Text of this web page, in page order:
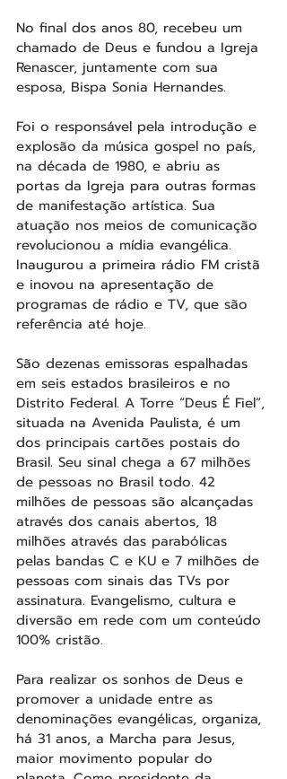
No final dos anos 80, recebeu um
chamado de Deus e fundou a Igreja
Renascer, juntamente com sua
esposa, Bispa Sonia Hernandes.
Foi o responsável pela introdução e
explosão da música gospel no país,
na década de 1980, e abriu as
portas da Igreja para outras formas
de manifestação artística. Sua
atuação nos meios de comunicação
revolucionou a mídia evangélica.
Inaugurou a primeira rádio FM cristã
e inovou na apresentação de
programas de rádio e TV, que são
referência até hoje.
São dezenas emissoras espalhadas
em seis estados brasileiros e no
Distrito Federal. A Torre “Deus É Fiel”,
situada na Avenida Paulista, é um
dos principais cartões postais do
Brasil. Seu sinal chega a 67 milhões
de pessoas no Brasil todo. 42
milhões de pessoas são alcançadas
através dos canais abertos, 18
milhões através das parabólicas
pelas bandas C e KU e 7 milhões de
pessoas com sinais das TVs por
assinatura. Evangelismo, cultura e
diversão em rede com um conteúdo
100% cristão.
Para realizar os sonhos de Deus e
promover a unidade entre as
denominações evangélicas, organiza,
há 31 anos, a Marcha para Jesus,
maior movimento popular do